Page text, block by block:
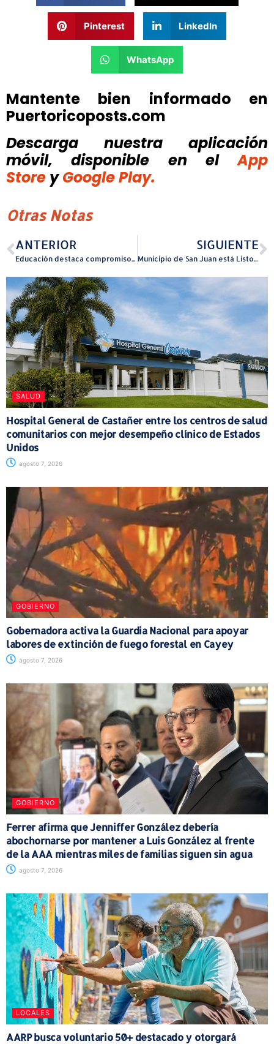
Pinterest LinkedIn
WhatsApp
Mantente bien informado en
Puertoricoposts.com
Descarga nuestra aplicación
móvil, disponible
en el
App
Store y Google Play.
Otras Notas
ANTERIOR
Educación destaca compromiso del magisterio con alta asistencia previo al inicio de clases
SIGUIENTE
Municipio de San Juan está Listo para la Escuela
SALUD
Hospital General de Castañer entre los centros de salud
comunitarios con mejor desempeño clínico de Estados
Unidos
agosto 7, 2026
GOBIERNO
Gobernadora activa la Guardia Nacional para apoyar
labores de extinción de fuego forestal en Cayey
agosto 7, 2026
GOBIERNO
Ferrer afirma que Jenniffer González debería
abochornarse por mantener a Luis González al frente
de la AAA mientras miles de familias siguen sin agua
agosto 7, 2026
LOCALES
AARP busca voluntario 50+ destacado y otorgará